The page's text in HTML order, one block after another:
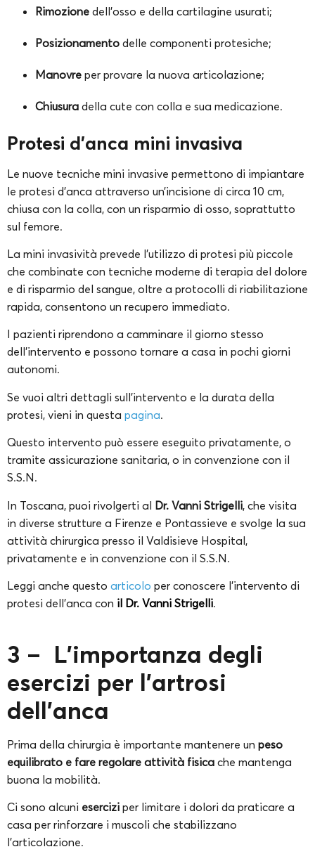
Rimozione dell’osso e della cartilagine usurati;
Posizionamento delle componenti protesiche;
Manovre per provare la nuova articolazione;
Chiusura della cute con colla e sua medicazione.
Protesi d’anca mini invasiva
Le nuove tecniche mini invasive permettono di impiantare
le protesi d’anca attraverso un’incisione di circa 10 cm,
chiusa con la colla, con un risparmio di osso, soprattutto
sul femore.
La mini invasività prevede l’utilizzo di protesi più piccole
che combinate con tecniche moderne di terapia del dolore
e di risparmio del sangue, oltre a protocolli di riabilitazione
rapida, consentono un recupero immediato.
I pazienti riprendono a camminare il giorno stesso
dell’intervento e possono tornare a casa in pochi giorni
autonomi.
Se vuoi altri dettagli sull’intervento e la durata della
protesi, vieni in questa pagina.
Questo intervento può essere eseguito privatamente, o
tramite assicurazione sanitaria, o in convenzione con il
S.S.N.
In Toscana, puoi rivolgerti al Dr. Vanni Strigelli, che visita
in diverse strutture a Firenze e Pontassieve e svolge la sua
attività chirurgica presso il Valdisieve Hospital,
privatamente e in convenzione con il S.S.N.
Leggi anche questo articolo per conoscere l’intervento di
protesi dell’anca con il Dr. Vanni Strigelli.
3 – L’importanza degli
esercizi per l’artrosi
dell’anca
Prima della chirurgia è importante mantenere un peso
equilibrato e fare regolare attività fisica che mantenga
buona la mobilità.
Ci sono alcuni esercizi per limitare i dolori da praticare a
casa per rinforzare i muscoli che stabilizzano
l’articolazione.